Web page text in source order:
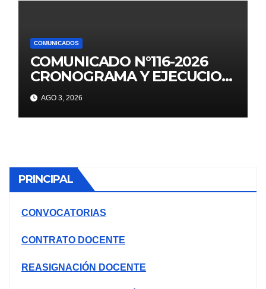
COMUNICADOS
COMUNICADO N°116-2026
CRONOGRAMA Y EJECUCION
DE LOS JUEGOS FLORALES
ESCOLARES 2026 II
ETAPANACIONALES UGEL
AGO 3, 2026
PRINCIPAL
CONVOCATORIAS
CONTRATO DOCENTE
REASIGNACIÓN DOCENTE